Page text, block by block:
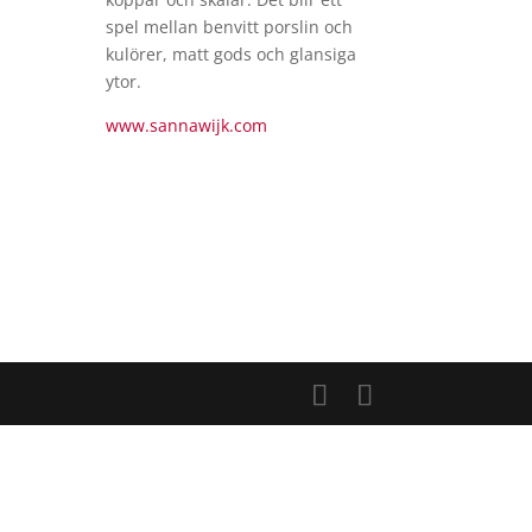
spel mellan benvitt porslin och
kulörer, matt gods och glansiga
ytor.
www.sannawijk.com